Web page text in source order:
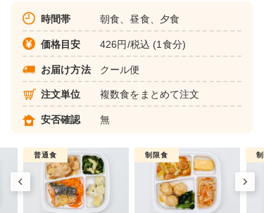
時間帯 朝食、昼食、夕食
価格目安 426円/税込 (1食分)
お届け方法 クール便
注文単位 複数食をまとめて注文
安否確認 無
普通食 制限食